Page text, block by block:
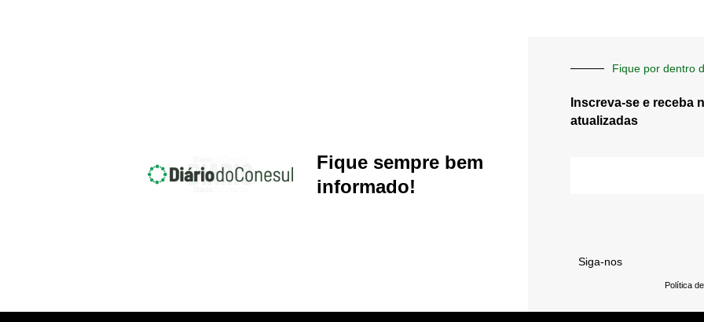
Fique sempre bem
informado!
Fique por dentro
Inscreva-se e receba
atualizadas
Siga-nos
Política